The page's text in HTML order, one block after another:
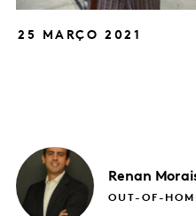
25 MARÇO 2021
Renan
OUT-OF-